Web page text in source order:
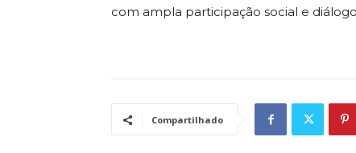
com ampla participação social e
Compartilhado